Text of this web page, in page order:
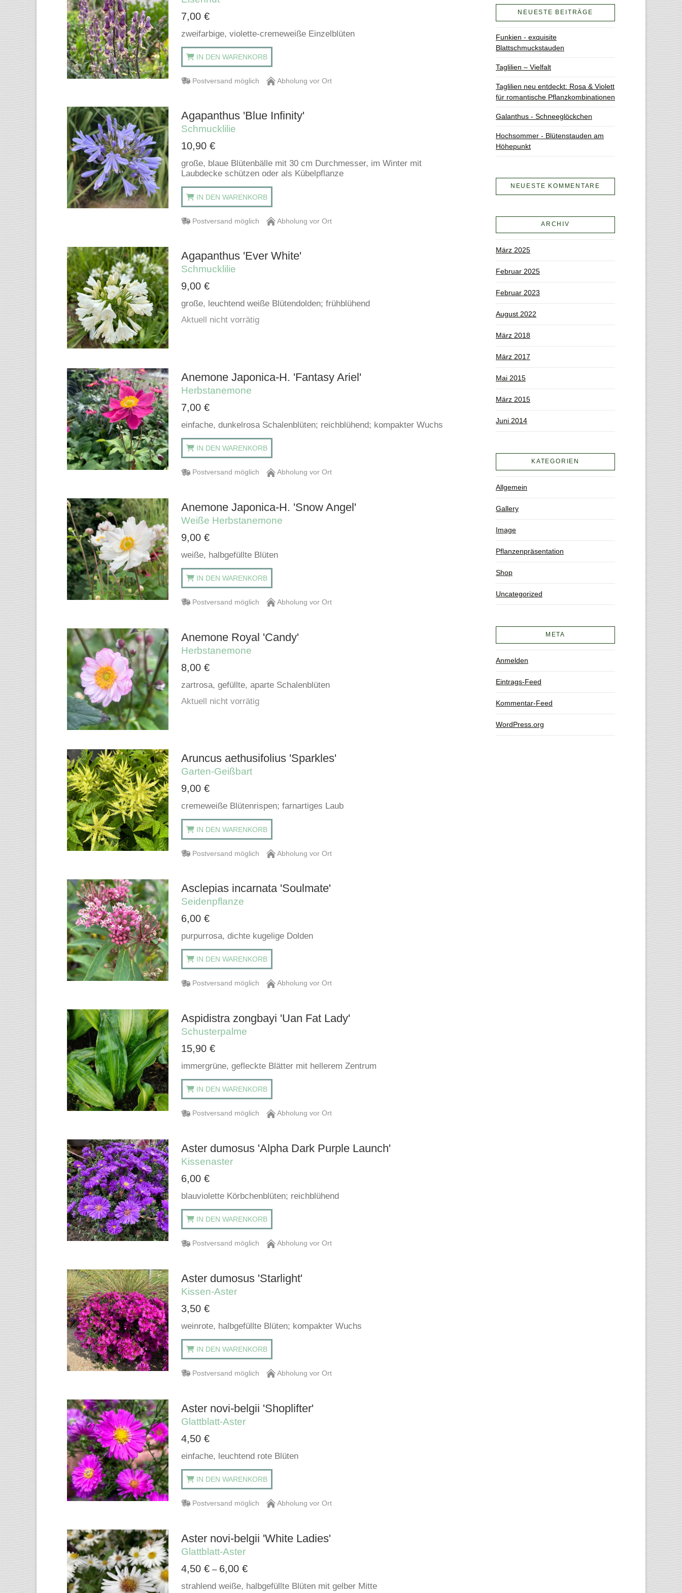
7,00 €
zweifarbige, violette-cremeweiße Einzelblüten
IN DEN WARENKORB
Postversand möglich Abholung vor Ort
Agapanthus 'Blue Infinity'
Schmucklilie
10,90 €
große, blaue Blütenbälle mit 30 cm Durchmesser, im Winter mit
Laubdecke schützen oder als Kübelpflanze
IN DEN WARENKORB
Postversand möglich Abholung vor Ort
Agapanthus 'Ever White'
Schmucklilie
9,00 €
große, leuchtend weiße Blütendolden; frühblühend
Aktuell nicht vorrätig
Anemone Japonica-H. 'Fantasy Ariel'
Herbstanemone
7,00 €
einfache, dunkelrosa Schalenblüten; reichblühend; kompakter Wuchs
IN DEN WARENKORB
Postversand möglich Abholung vor Ort
Anemone Japonica-H. 'Snow Angel'
Weiße Herbstanemone
9,00 €
weiße, halbgefüllte Blüten
IN DEN WARENKORB
Postversand möglich Abholung vor Ort
Anemone Royal 'Candy'
Herbstanemone
8,00 €
zartrosa, gefüllte, aparte Schalenblüten
Aktuell nicht vorrätig
Aruncus aethusifolius 'Sparkles'
Garten-Geißbart
9,00 €
cremeweiße Blütenrispen; farnartiges Laub
IN DEN WARENKORB
Postversand möglich Abholung vor Ort
Asclepias incarnata 'Soulmate'
Seidenpflanze
6,00 €
purpurrosa, dichte kugelige Dolden
IN DEN WARENKORB
Postversand möglich Abholung vor Ort
Aspidistra zongbayi 'Uan Fat Lady'
Schusterpalme
15,90 €
immergrüne, gefleckte Blätter mit hellerem Zentrum
IN DEN WARENKORB
Postversand möglich Abholung vor Ort
Aster dumosus 'Alpha Dark Purple Launch'
Kissenaster
6,00 €
blauviolette Körbchenblüten; reichblühend
IN DEN WARENKORB
Postversand möglich Abholung vor Ort
Aster dumosus 'Starlight'
Kissen-Aster
3,50 €
weinrote, halbgefüllte Blüten; kompakter Wuchs
IN DEN WARENKORB
Postversand möglich Abholung vor Ort
Aster novi-belgii 'Shoplifter'
Glattblatt-Aster
4,50 €
einfache, leuchtend rote Blüten
IN DEN WARENKORB
Postversand möglich Abholung vor Ort
Aster novi-belgii 'White Ladies'
Glattblatt-Aster
4,50 € – 6,00 €
strahlend weiße, halbgefüllte Blüten mit gelber Mitte
NEUESTE BEITRÄGE
Funkien - exquisite
Blattschmuckstauden
Taglilien – Vielfalt
Taglilien neu entdeckt: Rosa & Violett
für romantische Pflanzkombinationen
Galanthus - Schneeglöckchen
Hochsommer - Blütenstauden am
Höhepunkt
NEUESTE KOMMENTARE
ARCHIV
März 2025
Februar 2025
Februar 2023
August 2022
März 2018
März 2017
Mai 2015
März 2015
Juni 2014
KATEGORIEN
Allgemein
Gallery
Image
Pflanzenpräsentation
Shop
Uncategorized
META
Anmelden
Eintrags-Feed
Kommentar-Feed
WordPress.org